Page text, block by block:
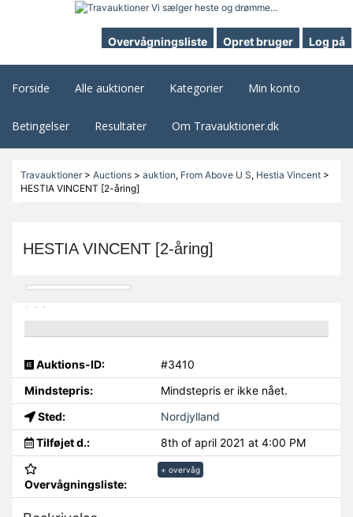
Overvågningsliste Opret bruger Log på
Forside Alle auktioner Kategorier Min konto
Betingelser Resultater Om Travauktioner.dk
Travauktioner> Auctions> auktion, From Above U S, Hestia Vincent>
HESTIA VINCENT [2-åring]
HESTIA VINCENT [2-åring]
Auktions-ID:
#3410
Mindstepris:
Mindstepris er ikke nået.
Sted:
Nordjylland
Tilføjet d.:
8th of april 2021 at 4:00 PM
Overvågningsliste:
+ overvåg